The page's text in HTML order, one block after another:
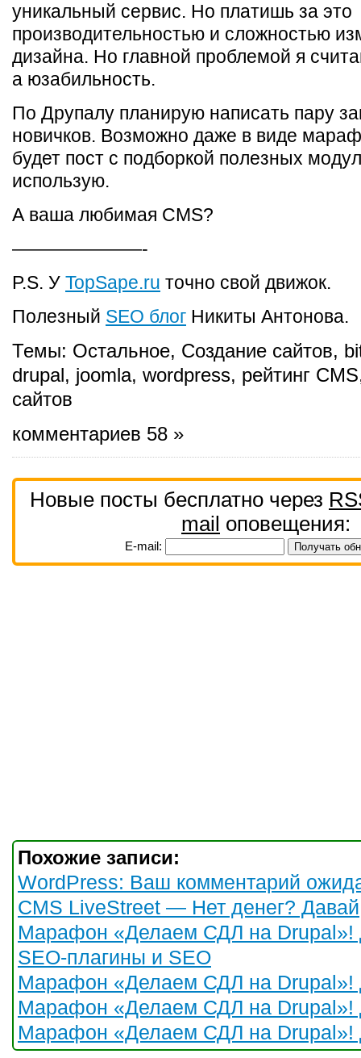
уникальный сервис. Но платишь за это
производительностью и сложностью
дизайна. Но главной проблемой я
а юзабильность.
По Друпалу планирую написать пару
новичков. Возможно даже в виде
будет пост с подборкой полезных
использую.
А ваша любимая CMS?
———————-
P.S. У TopSape.ru точно свой движок.
Полезный SEO блог Никиты Антонова.
Темы: Остальное, Создание сайтов,
drupal, joomla, wordpress, рейтинг CMS
сайтов
комментариев 58 »
Новые посты бесплатно через
mail оповещения:
E-mail:
Похожие записи:
WordPress: Ваш комментарий
CMS LiveStreet — Нет денег?
Марафон «Делаем СДЛ на Drupal»!
SEO-плагины и SEO
Марафон «Делаем СДЛ на Drupal»!
Марафон «Делаем СДЛ на Drupal»!
Марафон «Делаем СДЛ на Drupal»!